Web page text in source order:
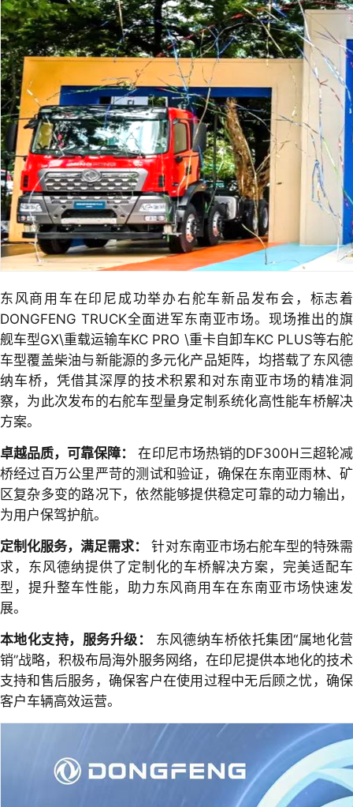
东风商用车在印尼成功举办右舵车新品发布会，标志着
DONGFENG TRUCK全面进军东南亚市场。现场推出的旗
舰车型GX\重载运输车KC PRO \重卡自卸车KC PLUS等右舵
车型覆盖柴油与新能源的多元化产品矩阵，均搭载了东风德
纳车桥，凭借其深厚的技术积累和对东南亚市场的精准洞
察，为此次发布的右舵车型量身定制系统化高性能车桥解决
方案。
卓越品质，可靠保障：
在印尼市场热销的DF300H三超轮减
桥经过百万公里严苛的测试和验证，确保在东南亚雨林、矿
区复杂多变的路况下，依然能够提供稳定可靠的动力输出，
为用户保驾护航。
定制化服务，满足需求：
针对东南亚市场右舵车型的特殊需
求，东风德纳提供了定制化的车桥解决方案，完美适配车
型，提升整车性能，助力东风商用车在东南亚市场快速发
展。
本地化支持，服务升级：
东风德纳车桥依托集团“属地化营
销”战略，积极布局海外服务网络，在印尼提供本地化的技术
支持和售后服务，确保客户在使用过程中无后顾之忧，确保
客户车辆高效运营。